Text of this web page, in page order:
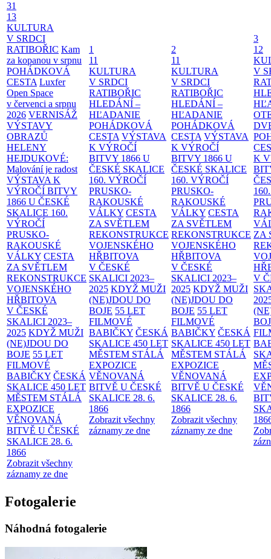
31
13
KULTURA
V SRDCI
RATIBOŘIC Kam
za kopanou v srpnu
POHÁDKOVÁ
CESTA Luxfer
Open Space
v červenci a srpnu
2026 VERNISÁŽ
VÝSTAVY
OBRAZŮ
HELENY
HEJDUKOVÉ:
Malování je radost
VÝSTAVA K
VÝROČÍ BITVY
1866 U ČESKÉ
SKALICE 160.
VÝROČÍ
PRUSKO-
RAKOUSKÉ
VÁLKY CESTA
ZA SVĚTLEM
REKONSTRUKCE
VOJENSKÉHO
HŘBITOVA
V ČESKÉ
SKALICI 2023–
2025 KDYŽ MUŽI
(NE)JDOU DO
BOJE 55 LET
FILMOVÉ
BABIČKY ČESKÁ
SKALICE 450 LET
MĚSTEM STÁLÁ
EXPOZICE
VĚNOVANÁ
BITVĚ U ČESKÉ
SKALICE 28. 6.
1866
Zobrazit všechny
záznamy ze dne
1
11
KULTURA
V SRDCI
RATIBOŘIC
HLEDÁNÍ –
HĽADANIE
POHÁDKOVÁ
CESTA VÝSTAVA
K VÝROČÍ
BITVY 1866 U
ČESKÉ SKALICE
160. VÝROČÍ
PRUSKO-
RAKOUSKÉ
VÁLKY CESTA
ZA SVĚTLEM
REKONSTRUKCE
VOJENSKÉHO
HŘBITOVA
V ČESKÉ
SKALICI 2023–
2025 KDYŽ MUŽI
(NE)JDOU DO
BOJE 55 LET
FILMOVÉ
BABIČKY ČESKÁ
SKALICE 450 LET
MĚSTEM STÁLÁ
EXPOZICE
VĚNOVANÁ
BITVĚ U ČESKÉ
SKALICE 28. 6.
1866
Zobrazit všechny
záznamy ze dne
2
11
KULTURA
V SRDCI
RATIBOŘIC
HLEDÁNÍ –
HĽADANIE
POHÁDKOVÁ
CESTA VÝSTAVA
K VÝROČÍ
BITVY 1866 U
ČESKÉ SKALICE
160. VÝROČÍ
PRUSKO-
RAKOUSKÉ
VÁLKY CESTA
ZA SVĚTLEM
REKONSTRUKCE
VOJENSKÉHO
HŘBITOVA
V ČESKÉ
SKALICI 2023–
2025 KDYŽ MUŽI
(NE)JDOU DO
BOJE 55 LET
FILMOVÉ
BABIČKY ČESKÁ
SKALICE 450 LET
MĚSTEM STÁLÁ
EXPOZICE
VĚNOVANÁ
BITVĚ U ČESKÉ
SKALICE 28. 6.
1866
Zobrazit všechny
záznamy ze dne
3
12
V
K
ZA
V
Fotogalerie
Náhodná fotogalerie